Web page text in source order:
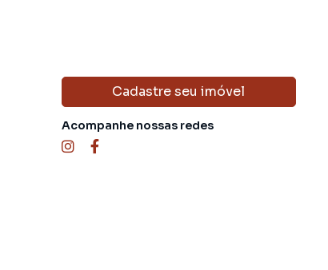
Cadastre seu imóvel
Acompanhe nossas redes